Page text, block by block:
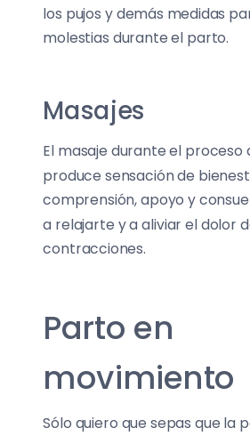
los pujos y demás medidas
molestias durante el parto.
Masajes
El masaje durante el proceso
produce sensación de
comprensión, apoyo y
a relajarte y a aliviar el dolor
contracciones.
Parto en
movimiento
Sólo quiero que sepas que la